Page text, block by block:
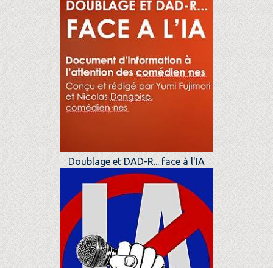
Doublage et DAD-R... face à l'IA